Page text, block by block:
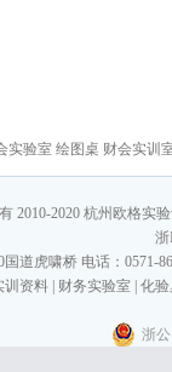
实验室 绘图桌 财会实训
2010-2020 杭州欧格实
浙
道虎啸桥 电话：0571-
训资料 财务实验室 化
浙公